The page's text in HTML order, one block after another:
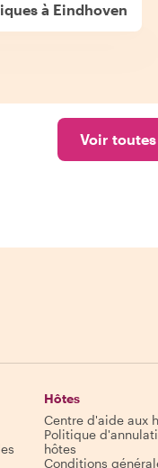
à Eindhoven
Voir
Hôtes
Centre d'aide aux
Politique
hôtes
Conditions